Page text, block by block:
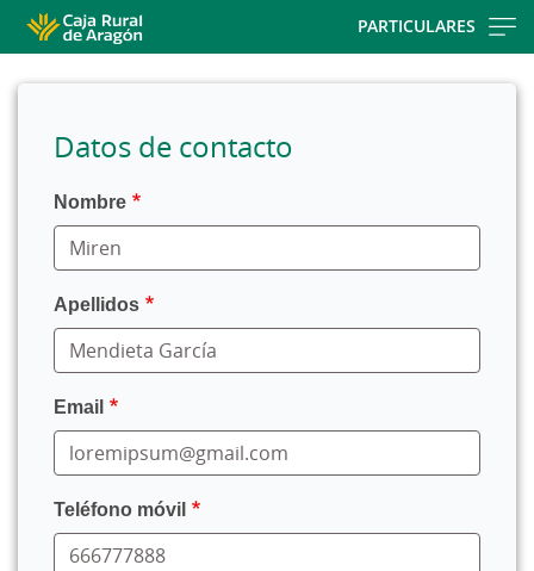
PARTICULARES
Datos de contacto
Nombre
Apellidos
Email
Teléfono móvil